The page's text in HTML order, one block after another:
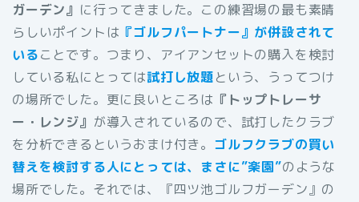
ガーデン』 に行ってきました。この練習場の最も素晴
らしいポイントは 『ゴルフパートナー』が併設されて
いることです。つまり、アイアンセットの購入を検討
している私にとっては試打し放題という、うってつけ
の場所でした。更に良いところは 『トップトレーサ
ー・レンジ』 が導入されているので、試打したクラブ
を分析できるというおまけ付き。 ゴルフクラブの買い
替えを検討する人にとっては、まさに”楽園”のような
場所でした。それでは、『四ツ池ゴルフガーデン』の